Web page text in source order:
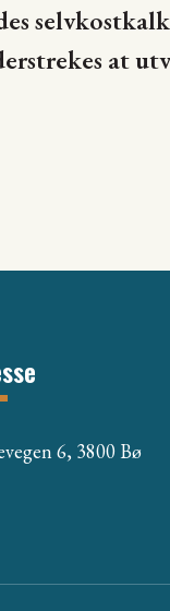
at
6, 3800 Bø